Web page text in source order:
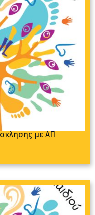
με ΑΠ